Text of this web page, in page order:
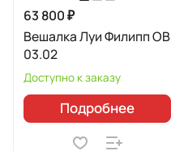
63 800 ₽
Вешалка Луи Филипп ОВ
03.02
Доступно к заказу
Подробнее